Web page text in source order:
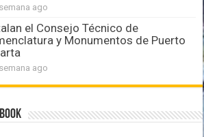
ago
el Consejo Técnico de
y Monumentos de Puerto
ago